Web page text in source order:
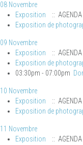
08 Novembre
Exposition
:: AGENDA
Exposition de
09 Novembre
Exposition
:: AGENDA
Exposition de
03:30pm - 07:00pm
10 Novembre
Exposition
:: AGENDA
Exposition de
11 Novembre
Exposition
:: AGENDA